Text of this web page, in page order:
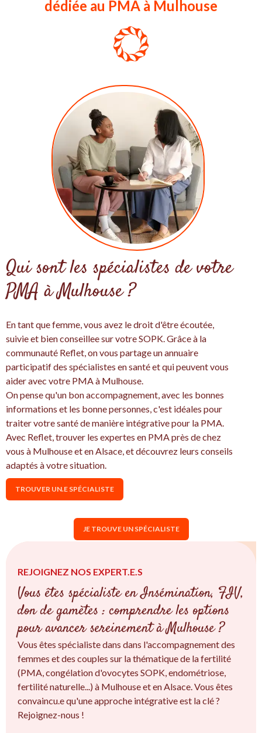
dédiée au PMA à Mulhouse
Qui sont les spécialistes de votre
PMA à Mulhouse ?
En tant que femme, vous avez le droit d'être écoutée,
suivie et bien conseillee sur votre SOPK. Grâce à la
communauté Reflet, on vous partage un annuaire
participatif des spécialistes en santé et qui peuvent vous
aider avec votre PMA à Mulhouse.
On pense qu'un bon accompagnement, avec les bonnes
informations et les bonne personnes, c'est idéales pour
traiter votre santé de manière intégrative pour la PMA.
Avec Reflet, trouver les expertes en PMA près de chez
vous à Mulhouse et en Alsace, et découvrez leurs conseils
adaptés à votre situation.
TROUVER UN.E SPÉCIALISTE
JE TROUVE UN SPÉCIALISTE
REJOIGNEZ NOS EXPERT.E.S
Vous êtes spécialiste en Insémination, FIV,
don de gamètes : comprendre les options
pour avancer sereinement à Mulhouse ?
Vous êtes spécialiste dans dans l'accompagnement des
femmes et des couples sur la thématique de la fertilité
(PMA, congélation d'ovocytes SOPK, endométriose,
fertilité naturelle...) à Mulhouse et en Alsace. Vous êtes
convaincu.e qu'une approche intégrative est la clé ?
Rejoignez-nous !